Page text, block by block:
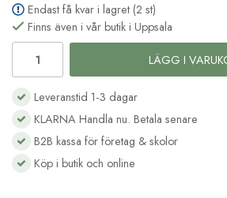
Endast få kvar i lagret (2 st)
Finns även i vår butik i Uppsala
LÄGG I
Leveranstid 1-3 dagar
KLARNA Handla nu. Betala senare
B2B kassa för företag & skolor
Köp i butik och online